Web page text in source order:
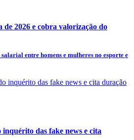
de 2026 e cobra valorização do
entre homens e mulheres no esporte e
das fake news e cita